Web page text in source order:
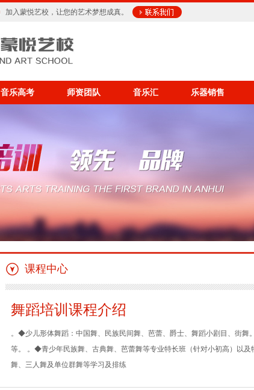
加入蒙悦艺校，让您的艺术梦想成真。
音乐高考 师资团队 音乐汇 乐器销售
课程中心
舞蹈培训课程介绍
。◆少儿形体舞蹈：中国舞、民族民间舞、芭蕾、爵士、舞蹈小剧目、街
等。 。◆青少年民族舞、古典舞、芭蕾舞等专业特长班（针对小初高）以
舞、三人舞及单位群舞等学习及排练